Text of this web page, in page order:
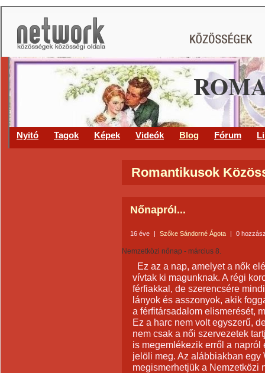
Nyitó Tagok Képek Videók Blog Fórum
Romantikusok
Nőnapról...
16 éve | Szőke Sándorné Ágota | 0
Nemzetközi nőnap - március 8.
Ez az a nap, amelyet a nők
vívtak ki magunknak. A régi
férfiakkal, de szerencsére
lányok és asszonyok, akik
a férfitársadalom elismerését,
Ez a harc nem volt egyszerű,
nem csak a női szervezetek
is megemlékezik erről a
jelöli meg. Az alábbiakban
megismerhetjük a Nemzetközi